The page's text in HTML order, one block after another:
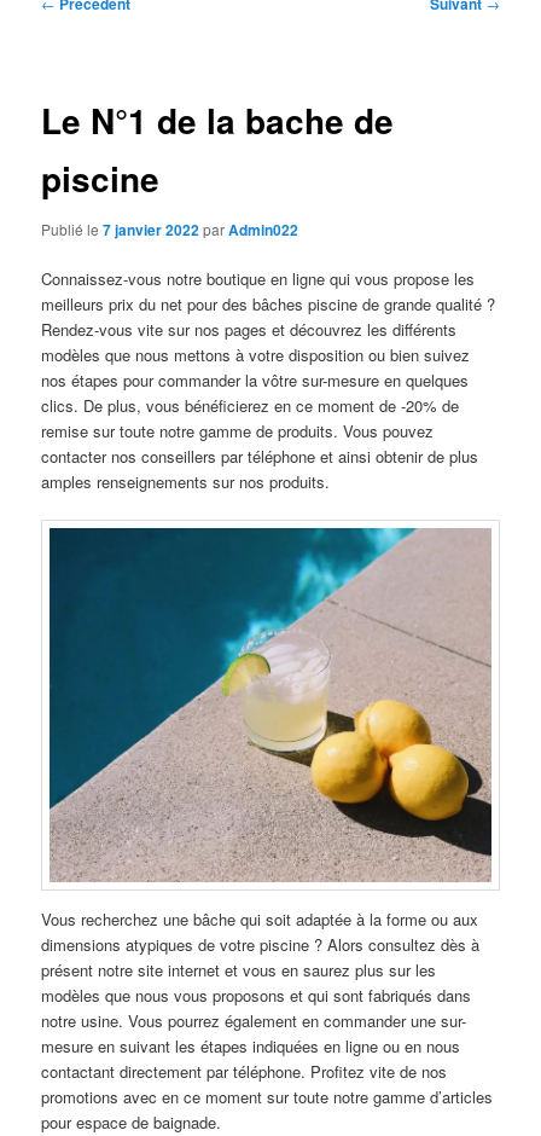
Le N°1 de la bache de
piscine
Publié le7 janvier 2022parAdmin022
Connaissez-vous notre boutique en ligne qui vous propose les
meilleurs prix du net pour des bâches piscine de grande qualité ?
Rendez-vous vite sur nos pages et découvrez les différents
modèles que nous mettons à votre disposition ou bien suivez
nos étapes pour commander la vôtre sur-mesure en quelques
clics. De plus, vous bénéficierez en ce moment de -20% de
remise sur toute notre gamme de produits. Vous pouvez
contacter nos conseillers par téléphone et ainsi obtenir de plus
amples renseignements sur nos produits.
Vous recherchez une bâche qui soit adaptée à la forme ou aux
dimensions atypiques de votre piscine ? Alors consultez dès à
présent notre site internet et vous en saurez plus sur les
modèles que nous vous proposons et qui sont fabriqués dans
notre usine. Vous pourrez également en commander une sur-
mesure en suivant les étapes indiquées en ligne ou en nous
contactant directement par téléphone. Profitez vite de nos
promotions avec en ce moment sur toute notre gamme d’articles
pour espace de baignade.